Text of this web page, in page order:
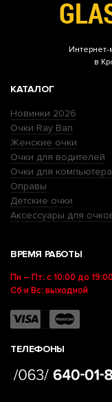
Интернет-
в
КАТАЛОГ
Новинки 2026
Очки Ray Ban
Женские очки
Очки для водителей
Очки для компьютера
Оправы
Детские очки
Аксессуары для
ВРЕМЯ РАБОТЫ
Пн – Пт: с 10:00 до 19:00
Сб и Вс: выходной
ТЕЛЕФОНЫ